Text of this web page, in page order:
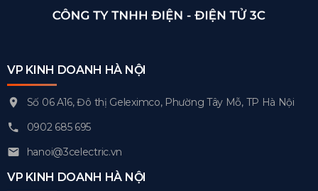
VP KINH DOANH HÀ NỘI
Số 06 A16, Đô thị Geleximco, Phường Tây Mỗ, TP Hà Nội
0902 685 695
hanoi@3celectric.vn
VP KINH DOANH HÀ NỘI